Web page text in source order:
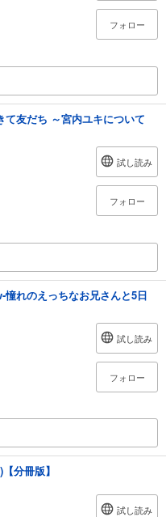
フォロー
て友だち ～宮内ユキについて
試し読み
フォロー
れのえっちなお兄さんと5日
試し読み
フォロー
分冊版】
試し読み